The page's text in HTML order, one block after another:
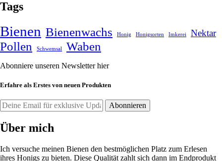
Tags
Bienen Bienenwachs Honig Honigsorten Imkerei Nektar
Pollen Schwemsal Waben
Abonniere unseren Newsletter hier
Erfahre als Erstes von neuen Produkten
Über mich
Ich versuche meinen Bienen den bestmöglichen Platz zum Erlesen
ihres Honigs zu bieten. Diese Qualität zahlt sich dann im Endprodukt